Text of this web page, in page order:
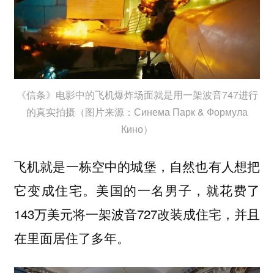
《信条》电影中的飞机爆炸场面就是用一架波音747进行
的真实拍摄（图片来源：Синема Парк & Формула
Кино）
飞机就是一栋空中的城堡，自然也有人想把
它变成住宅。美国的一名男子，就花费了
143万美元将一架波音727改装成住宅，并且
在里面居住了多年。